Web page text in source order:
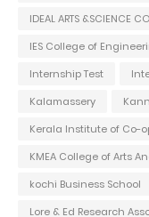
IDEAL ARTS &SCIENCE
IES College of
Internship Test
Kalamassery
Kerala Institute of Co-
KMEA College of Arts
kochi Business School
Lore & Ed Research